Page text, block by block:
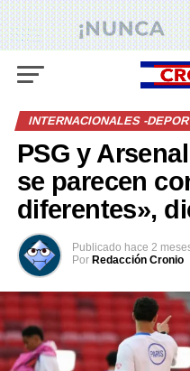
INTERNACIONALES -
PSG y
se parecen
diferentes»,
Publicado hace 2
Por Redacción Cronio